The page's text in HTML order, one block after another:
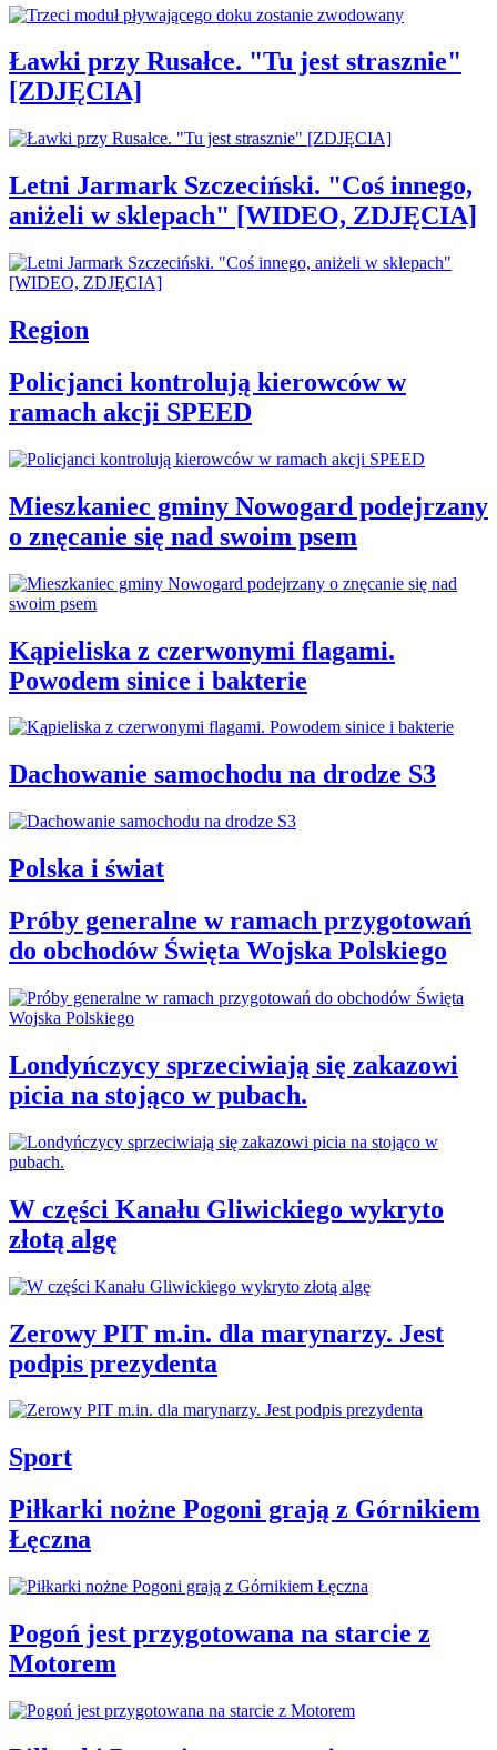
Ławki przy Rusałce. "Tu jest strasznie"
[ZDJĘCIA]
Letni Jarmark Szczeciński. "Coś innego,
aniżeli w sklepach" [WIDEO, ZDJĘCIA]
Region
Policjanci kontrolują kierowców w
ramach akcji SPEED
Mieszkaniec gminy Nowogard podejrzany
o znęcanie się nad swoim psem
Kąpieliska z czerwonymi flagami.
Powodem sinice i bakterie
Dachowanie samochodu na drodze S3
Polska i świat
Próby generalne w ramach przygotowań
do obchodów Święta Wojska Polskiego
Londyńczycy sprzeciwiają się zakazowi
picia na stojąco w pubach.
W części Kanału Gliwickiego wykryto
złotą algę
Zerowy PIT m.in. dla marynarzy. Jest
podpis prezydenta
Sport
Piłkarki nożne Pogoni grają z Górnikiem
Łęczna
Pogoń jest przygotowana na starcie z
Motorem